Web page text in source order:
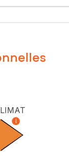
rez-de-chaussée
une salle de
DELAHAYE,
i